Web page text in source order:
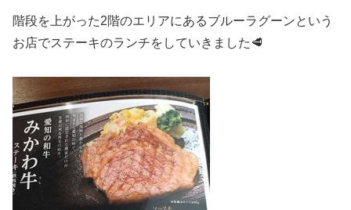
階段を上がった2階のエリアにあるブルーラグーンという
お店でステーキのランチをしていきました🥩